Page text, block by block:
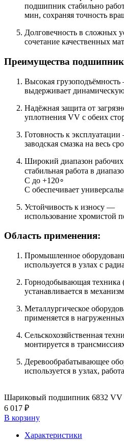
подшипник стабильно
мин, сохраняя точность
Долговечность в сложных
сочетание качественных
Преимущества
Высокая
выдерживает
Надёжная защита от
уплотнения VV с обеих
Готовность к
заводская смазка на весь
Широкий диапазон
стабильная работа в
C до +120∘
C обеспечивает
Устойчивость к износу —
использование хромистой
Область применения:
Промышленное
используется в узлах с
Горнодобывающая
устанавливается в
Металлургическое
применяется в
Сельскохозяйственная
монтируется в
Деревообрабатывающее
используется в узлах,
Шариковый подшипник 6832 VV
6 017 ₽
В корзину
Характеристики